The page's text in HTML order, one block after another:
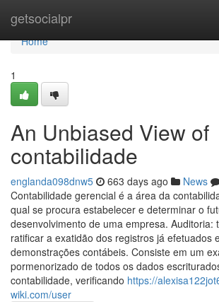
getsocialpr
Home
Home
1
An Unbiased View of
contabilidade
englanda098dnw5 663 days ago News
Contabilidade gerencial é a área da
qual se procura estabelecer e determinar o
desenvolvimento de uma empresa. Auditoria:
ratificar a exatidão dos registros já efetuados
demonstrações contábeis. Consiste em um
pormenorizado de todos os dados
contabilidade, verificando https://
wiki.com/user